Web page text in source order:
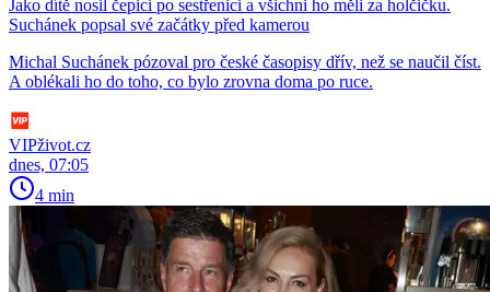
Jako dítě nosil čepici po sestřenici a všichni ho měli za holčičku.
Suchánek popsal své začátky před kamerou
Michal Suchánek pózoval pro české časopisy dřív, než se naučil číst.
A oblékali ho do toho, co bylo zrovna doma po ruce.
VIPživot.cz
dnes, 07:05
4 min